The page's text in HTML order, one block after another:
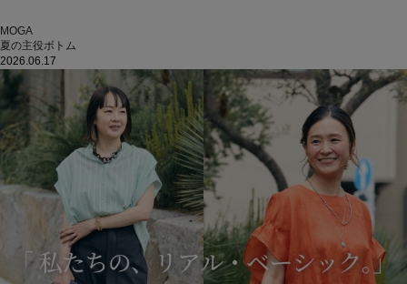
MOGA
夏の主役ボトム
2026.06.17